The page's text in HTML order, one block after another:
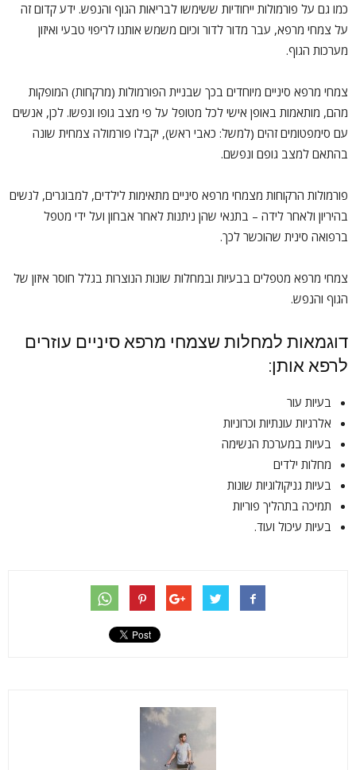
כמו גם על פורמולות ייחודיות ששימשו לבריאות הגוף והנפש. ידע קדום זה
על צמחי מרפא, עבר מדור לדור וכיום משמש אותנו לריפוי טבעי ואיזון
מערכות הגוף.
צמחי מרפא סיניים מיוחדים בכך שבניית הפורמולות (מרקחות) המופקות
מהם, מותאמות באופן אישי לכל מטופל על פי מצב גופו ונפשו. לכן, אנשים
עם סימפטומים זהים (למשל: כאבי ראש), יקבלו פורמולה צמחית שונה
בהתאם למצב גופם ונפשם.
פורמולות הרקוחות מצמחי מרפא סיניים מתאימות לילדים, למבוגרים, לנשים
בהיריון ולאחר לידה – בתנאי שהן ניתנות לאחר אבחון ועל ידי מטפל
ברפואה סינית שהוכשר לכך.
צמחי מרפא מטפלים בבעיות ובמחלות שונות הנוצרות בגלל חוסר איזון של
הגוף והנפש.
דוגמאות למחלות שצמחי מרפא סיניים עוזרים
לרפא אותן:
בעיות עור
אלרגיות עונתיות וכרוניות
בעיות במערכת הנשימה
מחלות ילדים
בעיות גניקולוגיות שונות
תמיכה בתהליך פוריות
בעיות עיכול ועוד.